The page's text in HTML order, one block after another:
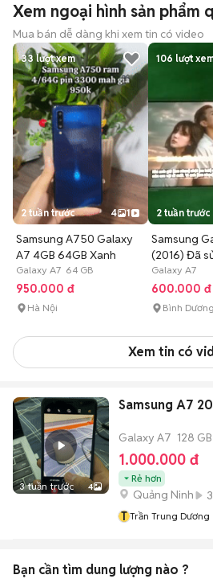
Xem ngoại hình sản phẩm
Mua bán dễ dàng khi xem tin có video
33 lượt xem
2 tuần trước 4 1
Samsung A750 Galaxy
A7 4GB 64GB Xanh
Galaxy A7 64 GB
950.000 đ
Hà Nội
106 lượt
2 tuần trước
Samsung
(2016) Đã
Galaxy A7
600.000 đ
Bình Dương
Xem tin có
3 tuần trước 4
Samsung A7
Galaxy A7 128 GB
1.000.000 đ
Rẻ hơn
Quảng Ninh
T Trần Trung Dương
Bạn cần tìm dung lượng nào ?